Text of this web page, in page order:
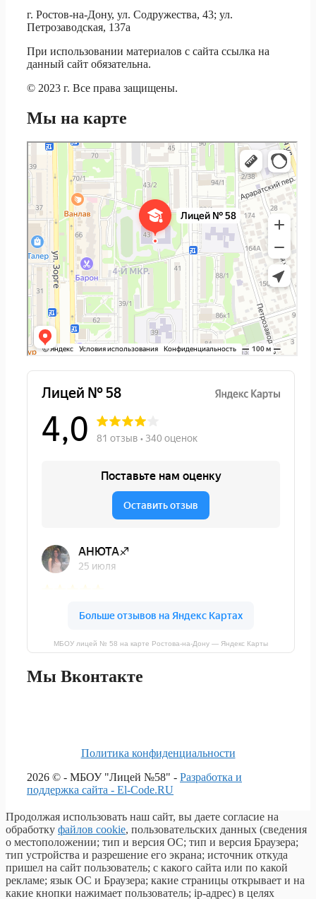
г. Ростов-на-Дону, ул. Содружества, 43; ул.
Петрозаводская, 137а
При использовании материалов c сайта ссылка на
данный сайт обязательна.
© 2023 г. Все права защищены.
Мы на карте
МБОУ лицей № 58 на карте Ростова‑на‑Дону — Яндекс Карты
Мы Вконтакте
Политика конфиденциальности
2026 © - МБОУ "Лицей №58" - Разработка и
поддержка сайта - El-Code.RU
Продолжая использовать наш сайт, вы даете согласие на
обработку файлов cookie, пользовательских данных (сведения
о местоположении; тип и версия ОС; тип и версия Браузера;
тип устройства и разрешение его экрана; источник откуда
пришел на сайт пользователь; с какого сайта или по какой
рекламе; язык ОС и Браузера; какие страницы открывает и на
какие кнопки нажимает пользователь; ip-адрес) в целях